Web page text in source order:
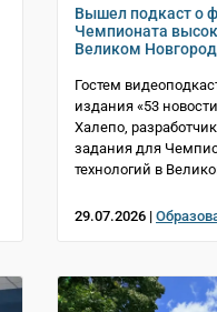
Вышел подкаст о
Чемпионата
Великом
Гостем
издания «53
Халепо,
задания для
технологий в
29.07.2026 |